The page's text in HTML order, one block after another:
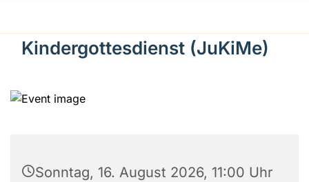
Kindergottesdienst (JuKiMe)
Sonntag, 16. August 2026, 11:00 Uhr